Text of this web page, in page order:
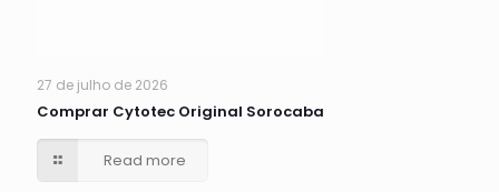
27 de julho de 2026
Comprar Cytotec Original Sorocaba
Read more